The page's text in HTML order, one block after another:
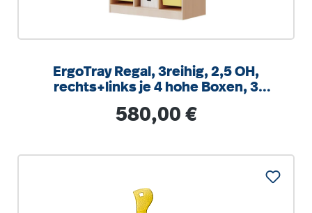
ErgoTray Regal, 3reihig, 2,5 OH,
rechts+links je 4 hohe Boxen, 3
B/H/T104,5x100x40cm
Regulärer Preis:
580,00 €